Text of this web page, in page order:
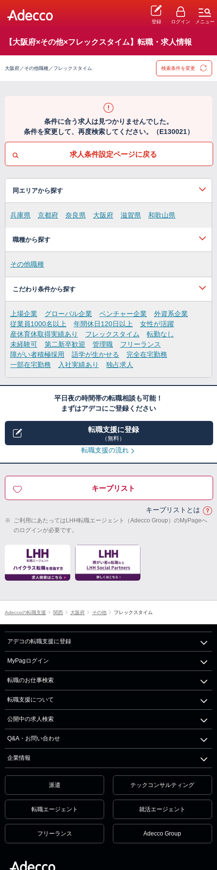
登録 ログイン メニュー
【大阪府×その他×フレックスタイム】転職・求人情報
大阪府／その他職種／フレックスタイム 検索条件を変更
条件に合う求人は見つかりませんでした。
条件を変更して、再度検索してください。（E130021）
求人条件設定ページに戻る
同エリアから探す
兵庫県 京都府 奈良県 大阪府 滋賀県 和歌山県
職種から探す
その他職種
こだわり条件から探す
上場企業 グローバル企業 ベンチャー企業
外資系企業
従業員1000名以上
年間休日120日以上
女性が活躍
産休育休取得実績あり
フレックスタイム
転勤なし
未経験可
第二新卒歓迎 管理職
フリーランス
障がい者積極採用
語学が生かせる
完全在宅勤務
一部在宅勤務
入社実績あり 独占求人
平日夜の時間帯の転職相談も可能！
まずはアデコにご登録ください
転職支援に登録
（無料）
転職支援の流れ
キープリスト
キープリストとは
※ ご利用にあたってはLHH転職エージェント（Adecco Group）のMyPageへ
のログインが必要です。
Adeccoの転職支援 関西 大阪府 その他 フレックスタイム
アデコの転職支援に登録
MyPagログイン
転職のお仕事検索
転職支援について
公開中の求人検索
Q&A・お問い合わせ
企業情報
派遣 テックコンサルティング
転職エージェント 就活エージェント
フリーランス Adecco Group